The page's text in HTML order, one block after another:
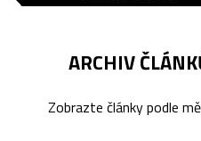
ARCHIV
Zobrazte články podle